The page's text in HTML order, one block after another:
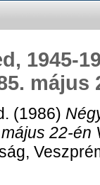
1945-
május
(1986)
22-én